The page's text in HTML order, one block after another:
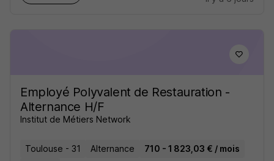
Employé Polyvalent de Restauration -
Alternance H/F
Institut de Métiers Network
Toulouse - 31 Alternance
710 - 1 823,03 € / mois